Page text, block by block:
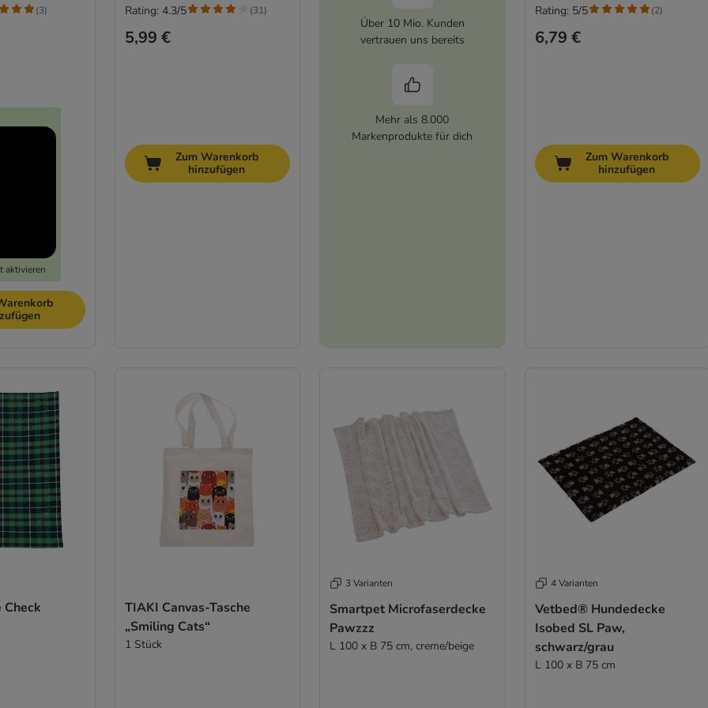
aktivieren
(3)
5,99 €
Rating: 4.3/5 (31)
Zum Warenkorb
hinzufügen
Über 10 Mio. Kunden
vertrauen uns bereits
Mehr als 8.000
Markenprodukte für dich
6,79 €
Rating: 5/5 (2)
Zum Warenkorb
hinzufügen
TIAKI Canvas-Tasche
„Smiling Cats“
1 Stück
3 Varianten
Smartpet Microfaserdecke
Pawzzz
L 100 x B 75 cm, creme/beige
4 Varianten
Vetbed® Hundedecke
Isobed SL Paw,
schwarz/grau
L 100 x B 75 cm